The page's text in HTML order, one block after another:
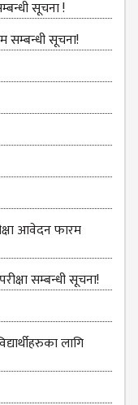
सूचना !
सम्बन्धी सूचना!
आवेदन फारम
सम्बन्धी सूचना!
लागि